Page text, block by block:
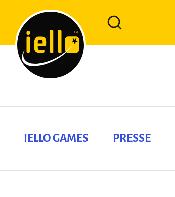
IELLO GAMES PRESSE